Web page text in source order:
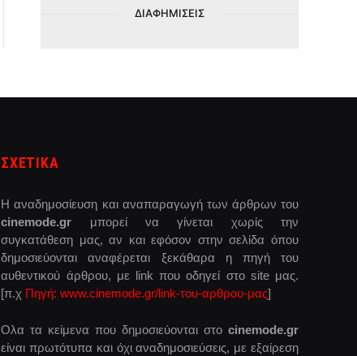
ΔΙΑΦΗΜΙΣΕΙΣ
ΣΧΕΤΙΚΑ
Η αναδημοσίευση και αναπαραγωγή των άρθρων του
cinemode.gr μπορεί να γίνεται χωρίς την
συγκατάθεση μας, αν και εφόσον στην σελίδα όπου
δημοσιεύονται αναφέρεται ξεκάθαρα η πηγή του
αυθεντικού άρθρου, με link που οδηγεί στο site μας.
[π.χ Πηγή: www.cinemode.gr/link-του-αρθρου-μας]
Ολα τα κείμενα που δημοσιεύονται στο cinemode.gr
είναι πρωτότυπα και όχι αναδημοσιεύσεις, με εξαίρεση